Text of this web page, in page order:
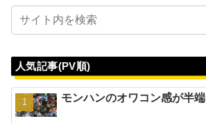
人気記事(PV順)
モンハンのオワコン感が半